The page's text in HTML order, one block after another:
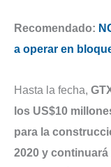
Recomendado:
a operar en
Hasta la fecha,
los US$10
para la
2020 y